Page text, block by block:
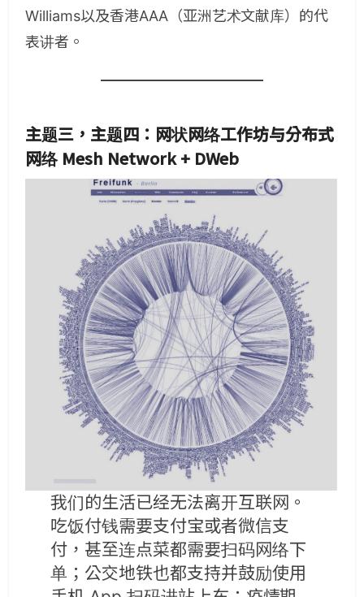
Williams以及香港AAA（亚洲艺术文献库）的代
表讲者。
主题三，主题四：网状网络工作坊与分布式
网络 Mesh Network + DWeb
我们的生活已经无法离开互联网。
吃饭付钱需要支付宝或者微信支
付，甚至连点菜都需要扫码网络下
单；公交地铁也都支持并鼓励使用